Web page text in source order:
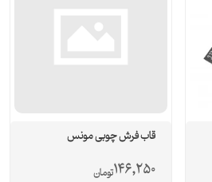
قاب فرش چوبی مونس
146,250تومان